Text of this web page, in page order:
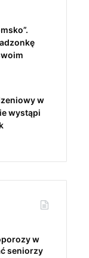
w
wystąpi
w
seniorzy